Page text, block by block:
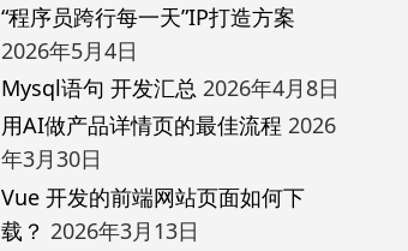
“程序员跨行每一天”IP打造方案
2026年5月4日
Mysql语句 开发汇总 2026年4月8日
用AI做产品详情页的最佳流程 2026
年3月30日
Vue 开发的前端网站页面如何下
载？ 2026年3月13日